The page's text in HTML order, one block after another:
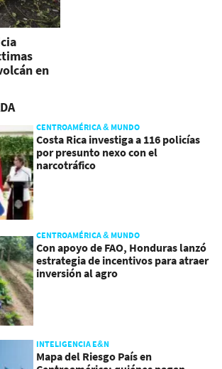
en
CENTROAMÉRICA & MUNDO
Costa Rica investiga a 116 policías
por presunto nexo con el
narcotráfico
CENTROAMÉRICA & MUNDO
Con apoyo de FAO, Honduras lanzó
estrategia de incentivos para atraer
inversión al agro
INTELIGENCIA E&N
Mapa del Riesgo País en